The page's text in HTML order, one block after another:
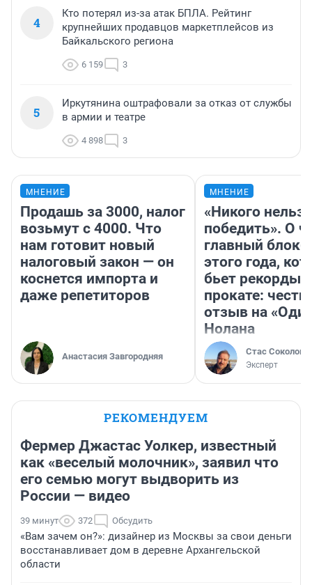
4
Кто потерял из-за атак БПЛА. Рейтинг
крупнейших продавцов маркетплейсов из
Байкальского региона
6 159 3
5
Иркутянина оштрафовали за отказ от службы
в армии и театре
4 898 3
МНЕНИЕ
Продашь за 3000, налог
возьмут с 4000. Что
нам готовит новый
налоговый закон — он
коснется импорта и
даже репетиторов
Анастасия Завгородняя
МНЕНИЕ
«Никого нельзя
победить». О
главный
этого года,
бьет рекорды в
прокате:
отзыв на
Нолана
Стас Соколов
Эксперт
РЕКОМЕНДУЕМ
Фермер Джастас Уолкер, известный
как «веселый молочник», заявил что
его семью могут выдворить из
России — видео
39 минут 372 Обсудить
«Вам зачем он?»: дизайнер из Москвы за свои деньги
восстанавливает дом в деревне Архангельской
области